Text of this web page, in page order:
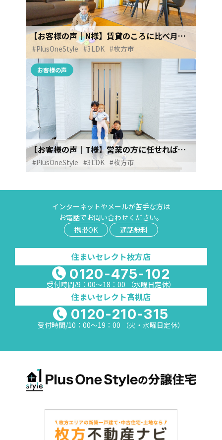
【お客様の声｜N様】賃貸のころに比べ月々2万円も安くなりました！！
#PlusOneStyle #3LDK #枚方市
お客様の声
【お客様の声｜T様】営業の方に任せれば大丈夫です！
#PlusOneStyle #3LDK #枚方市
インターネットやメールが苦手な方は
お電話でお問い合わせください。
携帯OK
通話無料
住まいセレクト枚方店
0120-475-102
受付時間/9：00～18：00 （水曜日定休）
住まいセレクト高槻店
0120-210-315
受付時間/10：00～19：00 （火・水曜日定休）